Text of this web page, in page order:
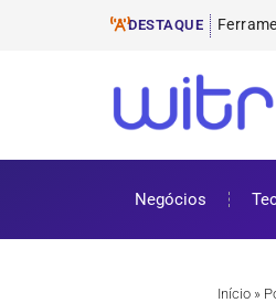
DESTAQUE ProUni:
Cursos
ENEM
Negócios
Início »